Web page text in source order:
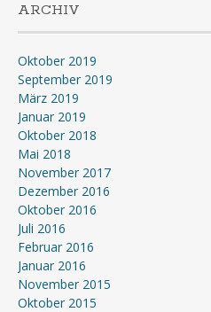
ARCHIV
Oktober 2019
September 2019
März 2019
Januar 2019
Oktober 2018
Mai 2018
November 2017
Dezember 2016
Oktober 2016
Juli 2016
Februar 2016
Januar 2016
November 2015
Oktober 2015